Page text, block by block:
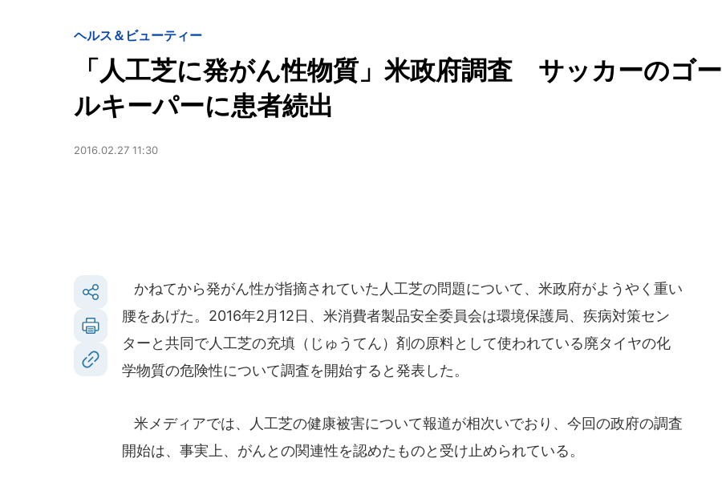
ヘルス＆ビューティー
「人工芝に発がん性物質」米政府調査 サッカーのゴー
ルキーパーに患者続出
2016.02.27 11:30
かねてから発がん性が指摘されていた人工芝の問題について、米政府がようやく重い
腰をあげた。2016年2月12日、米消費者製品安全委員会は環境保護局、疾病対策セン
ターと共同で人工芝の充填（じゅうてん）剤の原料として使われている廃タイヤの化
学物質の危険性について調査を開始すると発表した。
米メディアでは、人工芝の健康被害について報道が相次いでおり、今回の政府の調査
開始は、事実上、がんとの関連性を認めたものと受け止められている。